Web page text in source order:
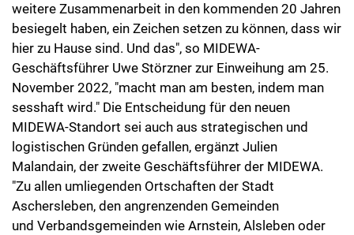
weitere Zusammenarbeit in den kommenden 20 Jahren
besiegelt haben, ein Zeichen setzen zu können, dass wir
hier zu Hause sind. Und das", so MIDEWA-
Geschäftsführer Uwe Störzner zur Einweihung am 25.
November 2022, "macht man am besten, indem man
sesshaft wird." Die Entscheidung für den neuen
MIDEWA-Standort sei auch aus strategischen und
logistischen Gründen gefallen, ergänzt Julien
Malandain, der zweite Geschäftsführer der MIDEWA.
"Zu allen umliegenden Ortschaften der Stadt
Aschersleben, den angrenzenden Gemeinden
und Verbandsgemeinden wie Arnstein, Alsleben oder